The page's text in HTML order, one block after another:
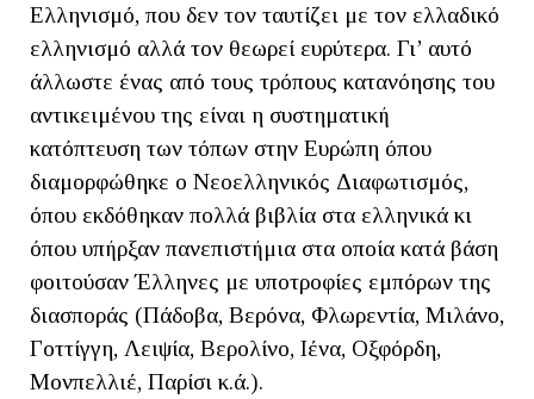
Ελληνισμό, που δεν τον ταυτίζει με τον ελλαδικό
ελληνισμό αλλά τον θεωρεί ευρύτερα. Γι’ αυτό
άλλωστε ένας από τους τρόπους κατανόησης του
αντικειμένου της είναι η συστηματική
κατόπτευση των τόπων στην Ευρώπη όπου
διαμορφώθηκε ο Νεοελληνικός Διαφωτισμός,
όπου εκδόθηκαν πολλά βιβλία στα ελληνικά κι
όπου υπήρξαν πανεπιστήμια στα οποία κατά βάση
φοιτούσαν Έλληνες με υποτροφίες εμπόρων της
διασποράς (Πάδοβα, Βερόνα, Φλωρεντία, Μιλάνο,
Γοττίγγη, Λειψία, Βερολίνο, Ιένα, Οξφόρδη,
Μονπελλιέ, Παρίσι κ.ά.).